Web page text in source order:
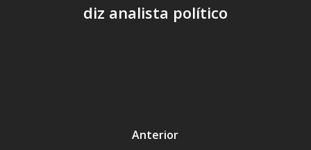
diz analista político
Anterior